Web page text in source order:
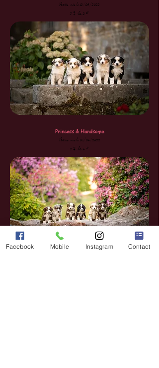
Portée née le 12/06/2022
3♀ & 2♂
Princess & Handsome
Portée née le 05/04/2022
2♀ & 4♂
Facebook Mobile Instagram Contact